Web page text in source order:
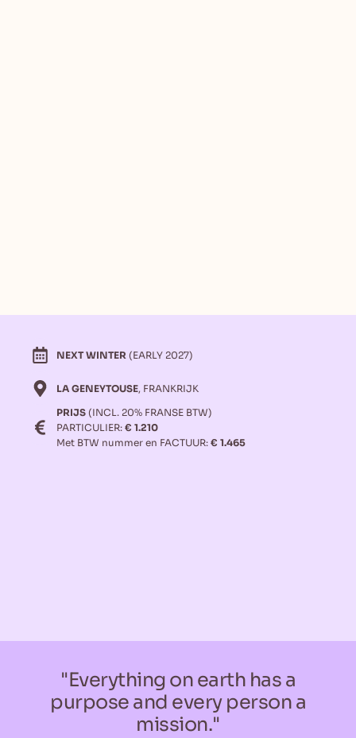
NEXT WINTER (EARLY 2027)
LA GENEYTOUSE, FRANKRIJK
PRIJS (INCL. 20% FRANSE BTW)
PARTICULIER: € 1.210
Met BTW nummer en FACTUUR: € 1.465
"Everything on earth has a
purpose and every person a
mission."